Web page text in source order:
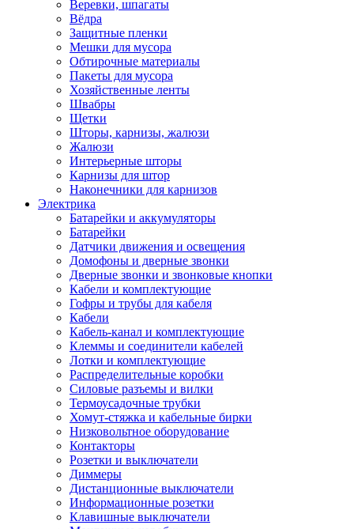
Веревки, шпагаты
Вёдра
Защитные пленки
Мешки для мусора
Обтирочные материалы
Пакеты для мусора
Хозяйственные ленты
Швабры
Щетки
Шторы, карнизы, жалюзи
Жалюзи
Интерьерные шторы
Карнизы для штор
Наконечники для карнизов
Электрика
Батарейки и аккумуляторы
Батарейки
Датчики движения и освещения
Домофоны и дверные звонки
Дверные звонки и звонковые кнопки
Кабели и комплектующие
Гофры и трубы для кабеля
Кабели
Кабель-канал и комплектующие
Клеммы и соединители кабелей
Лотки и комплектующие
Распределительные коробки
Силовые разъемы и вилки
Термоусадочные трубки
Хомут-стяжка и кабельные бирки
Низковольтное оборудование
Контакторы
Розетки и выключатели
Диммеры
Дистанционные выключатели
Информационные розетки
Клавишные выключатели